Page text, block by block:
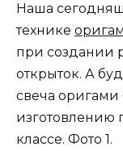
Наша
технике
при создании
открыток. А
свеча оригами
изготовлению
классе. Фото 1.